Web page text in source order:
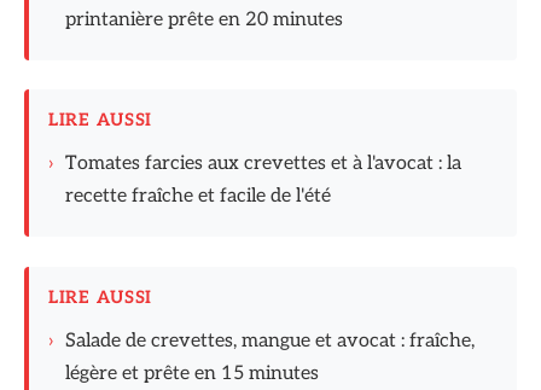
printanière prête en 20 minutes
LIRE AUSSI
› Tomates farcies aux crevettes et à l'avocat : la
recette fraîche et facile de l'été
LIRE AUSSI
› Salade de crevettes, mangue et avocat : fraîche,
légère et prête en 15 minutes